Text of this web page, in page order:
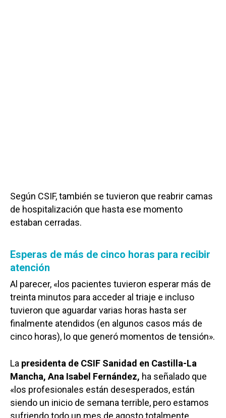
Según CSIF, también se tuvieron que reabrir camas
de hospitalización que hasta ese momento
estaban cerradas.
Esperas de más de cinco horas para recibir
atención
Al parecer, «los pacientes tuvieron esperar más de
treinta minutos para acceder al triaje e incluso
tuvieron que aguardar varias horas hasta ser
finalmente atendidos (en algunos casos más de
cinco horas), lo que generó momentos de tensión».
La presidenta de CSIF Sanidad en Castilla-La
Mancha, Ana Isabel Fernández, ha señalado que
«los profesionales están desesperados, están
siendo un inicio de semana terrible, pero estamos
sufriendo todo un mes de agosto totalmente